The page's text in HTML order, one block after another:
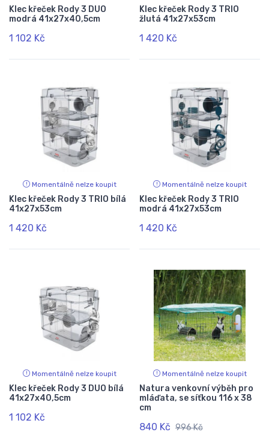
Klec křeček Rody 3 DUO
modrá 41x27x40,5cm
1 102 Kč
Klec křeček Rody 3 TRIO
žlutá 41x27x53cm
1 420 Kč
Momentálně nelze koupit
Klec křeček Rody 3 TRIO bílá
41x27x53cm
1 420 Kč
Momentálně nelze koupit
Klec křeček Rody 3 TRIO
modrá 41x27x53cm
1 420 Kč
Momentálně nelze koupit
Klec křeček Rody 3 DUO bílá
41x27x40,5cm
1 102 Kč
Momentálně nelze koupit
Natura venkovní výběh pro
mláďata, se síťkou 116 x 38
cm
840 Kč 996 Kč